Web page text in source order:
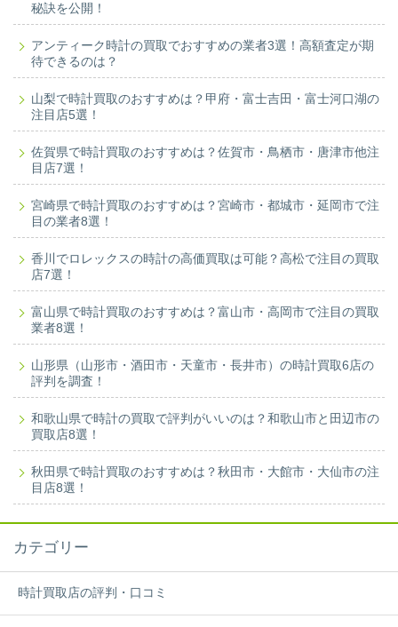
秘訣を公開！
アンティーク時計の買取でおすすめの業者3選！高額査定が期
待できるのは？
山梨で時計買取のおすすめは？甲府・富士吉田・富士河口湖の
注目店5選！
佐賀県で時計買取のおすすめは？佐賀市・鳥栖市・唐津市他注
目店7選！
宮崎県で時計買取のおすすめは？宮崎市・都城市・延岡市で注
目の業者8選！
香川でロレックスの時計の高価買取は可能？高松で注目の買取
店7選！
富山県で時計買取のおすすめは？富山市・高岡市で注目の買取
業者8選！
山形県（山形市・酒田市・天童市・長井市）の時計買取6店の
評判を調査！
和歌山県で時計の買取で評判がいいのは？和歌山市と田辺市の
買取店8選！
秋田県で時計買取のおすすめは？秋田市・大館市・大仙市の注
目店8選！
カテゴリー
時計買取店の評判・口コミ